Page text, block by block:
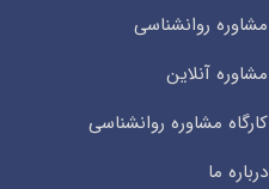
مشاوره روانشناسی
مشاوره آنلاین
کارگاه مشاوره روانشناسی
درباره ما